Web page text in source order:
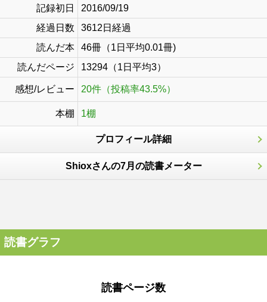
記録初日
2016/09/19
経過日数
3612日経過
読んだ本
46冊（1日平均0.01冊)
読んだページ
13294（1日平均3）
感想/レビュー 20件（投稿率43.5%）
本棚 1棚
プロフィール詳細
Shioxさんの7月の読書メーター
読書グラフ
読書ページ数